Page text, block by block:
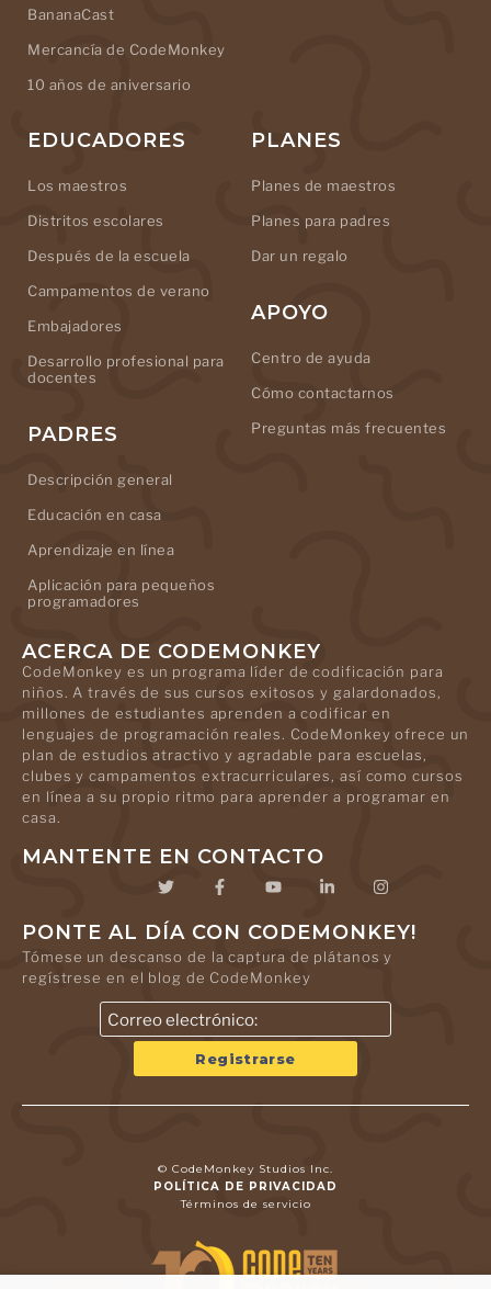
BananaCast
Mercancía de CodeMonkey
10 años de aniversario
EDUCADORES
Los maestros
Distritos escolares
Después de la escuela
Campamentos de verano
Embajadores
Desarrollo profesional para
docentes
PADRES
Descripción general
Educación en casa
Aprendizaje en línea
Aplicación para pequeños
programadores
PLANES
Planes de maestros
Planes para padres
Dar un regalo
APOYO
Centro de ayuda
Cómo contactarnos
Preguntas más frecuentes
ACERCA DE CODEMONKEY
CodeMonkey es un programa líder de codificación para
niños. A través de sus cursos exitosos y galardonados,
millones de estudiantes aprenden a codificar en
lenguajes de programación reales. CodeMonkey ofrece un
plan de estudios atractivo y agradable para escuelas,
clubes y campamentos extracurriculares, así como cursos
en línea a su propio ritmo para aprender a programar en
casa.
MANTENTE EN CONTACTO
PONTE AL DÍA CON CODEMONKEY!
Tómese un descanso de la captura de plátanos y
regístrese en el blog de CodeMonkey
© CodeMonkey Studios Inc.
POLÍTICA DE PRIVACIDAD
Términos de servicio